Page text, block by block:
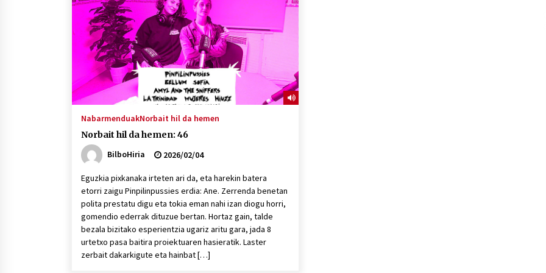
protagonista
2026/07/16
POTTO: San Pedro jaietako bertso-
saioa
2026/07/09
Auritz Iñurrietaren margoak
ikusgai Uribitarte40 aretoan
NabarmenduakNorbait hil da hemen
Norbait hil da hemen: 46
BilboHiria
2026/02/04
Eguzkia pixkanaka irteten ari da, eta harekin batera
etorri zaigu Pinpilinpussies erdia: Ane. Zerrenda benetan
polita prestatu digu eta tokia eman nahi izan diogu horri,
gomendio ederrak dituzue bertan. Hortaz gain, talde
bezala bizitako esperientzia ugariz aritu gara, jada 8
urtetxo pasa baitira proiektuaren hasieratik. Laster
zerbait dakarkigute eta hainbat […]